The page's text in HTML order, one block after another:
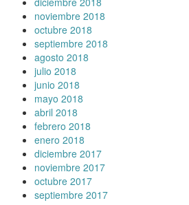
noviembre 2018
octubre 2018
septiembre 2018
agosto 2018
julio 2018
junio 2018
mayo 2018
abril 2018
febrero 2018
enero 2018
diciembre 2017
noviembre 2017
octubre 2017
septiembre 2017